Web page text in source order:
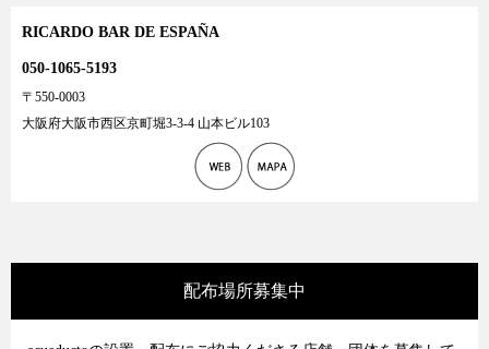
配布場所募集中
RICARDO BAR DE ESPAÑA
050-1065-5193
〒550-0003
大阪府大阪市西区京町堀3-3-4 山本ビル103